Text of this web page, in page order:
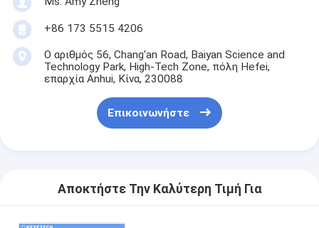
+86 173 5515 4206
Ο αριθμός 56, Chang'an Road, Baiyan Science and
Technology Park, High-Tech Zone, πόλη Hefei,
επαρχία Anhui, Κίνα, 230088
Επικοινωνήστε
Αποκτήστε Την Καλύτερη Τιμή Για